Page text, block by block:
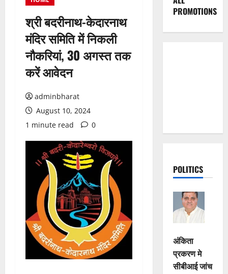
श्री बदरीनाथ-केदारनाथ
मंदिर समिति में निकली
नौकरियां, 30 अगस्त तक
करें आवेदन
adminbharat
August 10, 2024
1 minute read
0
PROMOTIONS
POLITICS
अंकिता
प्रकरण मे
सीबीआई जांच